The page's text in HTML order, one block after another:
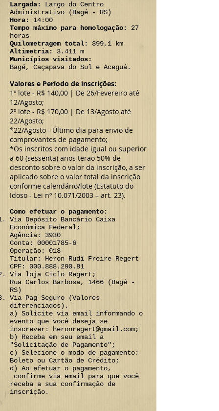
Largada: Largo do Centro
Administrativo (Bagé - RS)
Hora:
14:00
Tempo máximo para homologação:
27
horas
Quilometragem total:
399,1 km
Altimetria:
3.411 m
Municípios visitados:
Bagé, Caçapava do Sul e Aceguá.
Valores e Período de inscrições:
1º lote - R$ 140,00 | De 26/Fevereiro até
12/Agosto;
2º lote - R$ 170,00 | De 13/Agosto até
22/Agosto;
*22/Agosto - Último dia para envio de
comprovantes de pagamento;
*Os inscritos com idade igual ou superior
a 60 (sessenta) anos terão 50% de
desconto sobre o valor da inscrição, a ser
aplicado sobre o valor total da inscrição
conforme calendário/lote (Estatuto do
Idoso - Lei nº 10.071/2003 – art. 23).
Como efetuar o pagamento:
Via Depósito Bancário Caixa
Econômica Federal;
Agência: 3930
Conta: 00001785-6
Operação: 013
Titular: Heron Rudi Freire Regert
CPF: 000.888.290.81
Via loja Ciclo Regert;
Rua Carlos Barbosa, 1466 (Bagé -
RS)
Via Pag Seguro (Valores
diferenciados).
a) Solicite via email informando o
evento que você deseja se
inscrever: heronregert@gmail.com;
b) Receba em seu email a
"Solicitação de Pagamento";
c) Selecione o modo de pagamento:
Boleto ou Cartão de Crédito;
d) Ao efetuar o pagamento,
confirme via email para que você
receba a sua confirmação de
inscrição.